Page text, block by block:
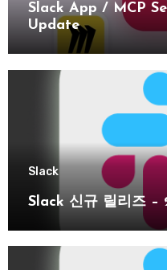
Slack App / MCP
Update
Slack
Slack 신규 릴리즈 –